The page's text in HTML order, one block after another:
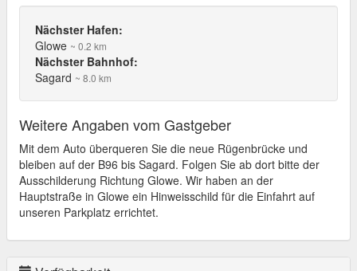
Nächster Hafen:
Glowe ~ 0.2 km
Nächster Bahnhof:
Sagard ~ 8.0 km
Weitere Angaben vom Gastgeber
Mit dem Auto überqueren Sie die neue Rügenbrücke und
bleiben auf der B96 bis Sagard. Folgen Sie ab dort bitte der
Ausschilderung Richtung Glowe. Wir haben an der
Hauptstraße in Glowe ein Hinweisschild für die Einfahrt auf
unseren Parkplatz errichtet.